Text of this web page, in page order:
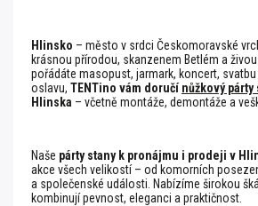
Hlinsko – město v srdci Českomoravské
krásnou přírodou, skanzenem Betlém a
pořádáte masopust, jarmark, koncert,
oslavu, TENTino vám doručínůžkový párty
Hlinska – včetně montáže, demontáže a
Naše párty stany k pronájmu i prodeji v
akce všech velikostí – od komorních
a společenské události. Nabízíme širokou
kombinují pevnost, eleganci a praktičnost.